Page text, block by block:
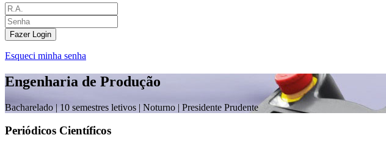
Fazer Login
Esqueci minha senha
Engenharia de Produção
Bacharelado | 10 semestres letivos | Noturno | Presidente Prudente
Periódicos Científicos